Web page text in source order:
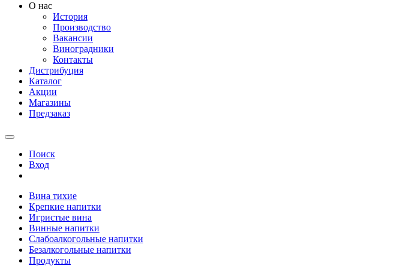
О нас
История
Производство
Вакансии
Виноградники
Контакты
Дистрибуция
Каталог
Акции
Магазины
Предзаказ
Поиск
Вход
Вина тихие
Крепкие напитки
Игристые вина
Винные напитки
Слабоалкогольные напитки
Безалкогольные напитки
Продукты